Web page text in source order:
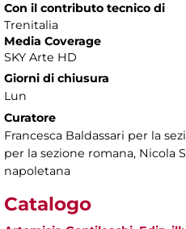
Con il contributo tecnico di
Trenitalia
Media Coverage
SKY Arte HD
Giorni di chiusura
Lun
Curatore
Francesca Baldassari per la
per la sezione romana, Nicola
napoletana
Catalogo